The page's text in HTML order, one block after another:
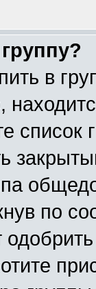
в
список
по